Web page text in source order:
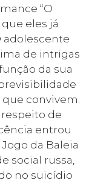
“O
eles já
adolescente
de intrigas
da sua
convivem.
de
entrou
da Baleia
social russa,
no suicídio